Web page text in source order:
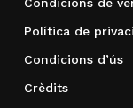
Condicions de
Política de
Condicions d’ús
Crèdits